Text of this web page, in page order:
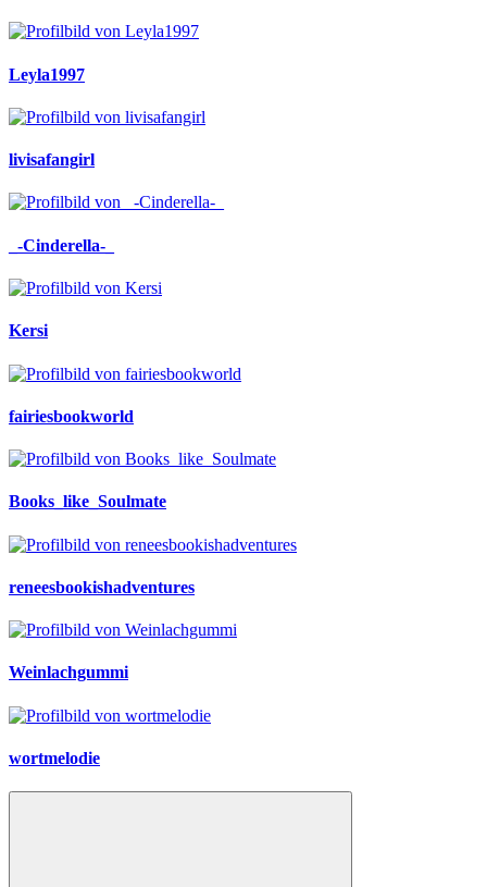
Leyla1997
livisafangirl
_-Cinderella-_
Kersi
fairiesbookworld
Books_like_Soulmate
reneesbookishadventures
Weinlachgummi
wortmelodie